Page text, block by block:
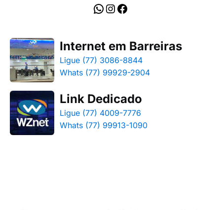
WhatsApp
Instagram
Facebook
Internet em Barreiras
Ligue (77) 3086-8844
Whats (77) 99929-2904
Link Dedicado
Ligue (77) 4009-7776
Whats (77) 99913-1090